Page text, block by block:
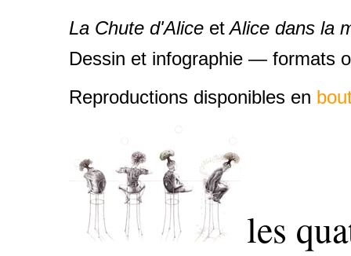
La Chute d'Alice etAlice dans la
Dessin et infographie — formats
Reproductions disponibles en
les